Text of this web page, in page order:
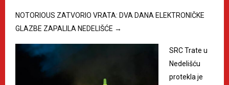
NOTORIOUS ZATVORIO VRATA: DVA DANA ELEKTRONIČKE
GLAZBE ZAPALILA NEDELIŠĆE →
SRC Trate u
Nedelišću
protekla je